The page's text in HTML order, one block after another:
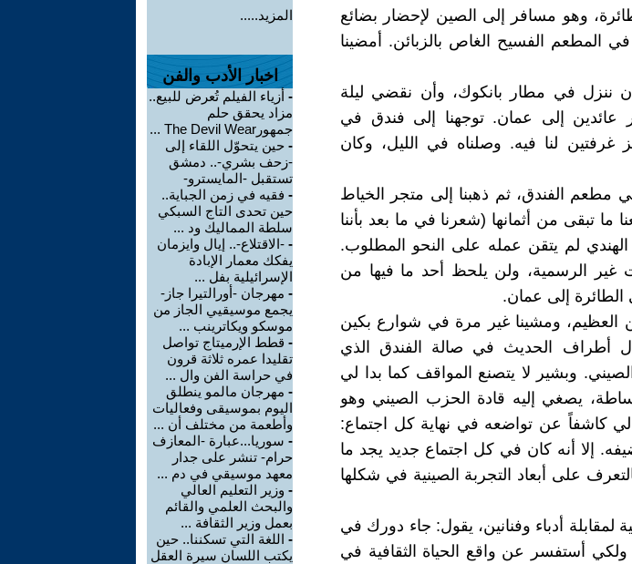
وهو مسافر إلى الصين لإحضار بضائع
المطعم الفسيح الغاص بالزبائن. أمضينا
أن ننزل في مطار بانكوك، وأن نقضي ليلة
عائدين إلى عمان. توجهنا إلى فندق في
غرفتين لنا فيه. وصلناه في الليل، وكان
مطعم الفندق، ثم ذهبنا إلى متجر الخياط
ما تبقى من أثمانها (شعرنا في ما بعد بأننا
لم يتقن عمله على النحو المطلوب.
غير الرسمية، ولن يلحظ أحد ما فيها من
الطائرة إلى عمان.
ومشينا غير مرة في شوارع بكين
أطراف الحديث في صالة الفندق الذي
وبشير لا يتصنع المواقف كما بدا لي
يصغي إليه قادة الحزب الصيني وهو
كاشفاً عن تواضعه في نهاية كل اجتماع:
إلا أنه كان في كل اجتماع جديد يجد ما
على أبعاد التجربة الصينية في شكلها
لمقابلة أدباء وفنانين، يقول: جاء دورك في
أستفسر عن واقع الحياة الثقافية في
المزيد.....
اخبار الأدب والفن
- أزياء الفيلم تُعرض للبيع..
مزاد يحقق حلم
جمهورThe Devil Wear ...
- حين يتحوّل اللقاء إلى
-زحف بشري-.. دمشق
تستقبل -المايسترو-
- فقيه في زمن الجباية..
حين تحدى التاج السبكي
سلطة المماليك ود ...
- -الاقتلاع-.. إيال وايزمان
يفكك معمار الإبادة
الإسرائيلية بفل ...
- مهرجان -أورالتيرا جاز-
يجمع موسيقيي الجاز من
موسكو ويكاترينب ...
- قطط الإرميتاج تواصل
تقليدا عمره ثلاثة قرون
في حراسة الفن وال ...
- مهرجان مالمو ينطلق
اليوم بموسيقى وفعاليات
وأطعمة من مختلف أن ...
- سوريا...عبارة -المعازف
حرام- تنشر على جدار
معهد موسيقي في دم ...
- وزير التعليم العالي
والبحث العلمي والقائم
بعمل وزير الثقافة ...
- اللغة التي تسكننا.. حين
يكتب اللسان سيرة العقل